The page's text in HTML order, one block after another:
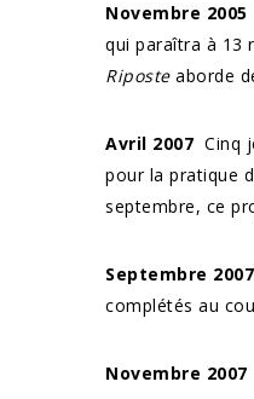
Novembre 2005
qui paraîtra à 13
Riposteaborde
Avril 2007 Cinq
pour la pratique
septembre, ce
Septembre 2007
complétés au
Novembre 2007